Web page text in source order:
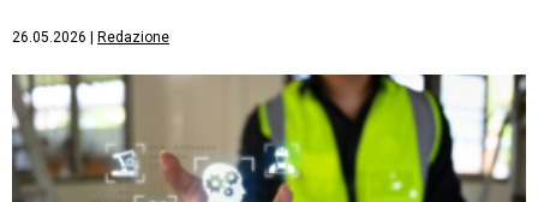
26.05.2026 Redazione